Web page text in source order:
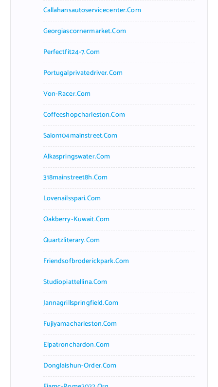
Callahansautoservicecenter.com
Georgiascornermarket.com
Perfectfit24-7.com
Portugalprivatedriver.com
Von-Racer.com
Coffeeshopcharleston.com
Salon104mainstreet.com
Alkaspringswater.com
318mainstreet8h.com
Lovenailsspari.com
Oakberry-Kuwait.com
Quartzliterary.com
Friendsofbroderickpark.com
Studiopiattellina.com
Jannagrillspringfield.com
Fujiyamacharleston.com
Elpatronchardon.com
Donglaishun-Order.com